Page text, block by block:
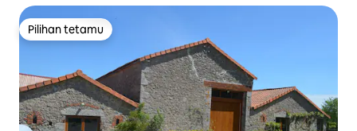
Pilihan tetamu
Pilihan tetamu